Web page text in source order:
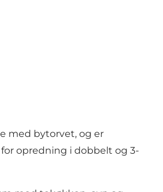
med bytorvet, og er
opredning i dobbelt og 3-